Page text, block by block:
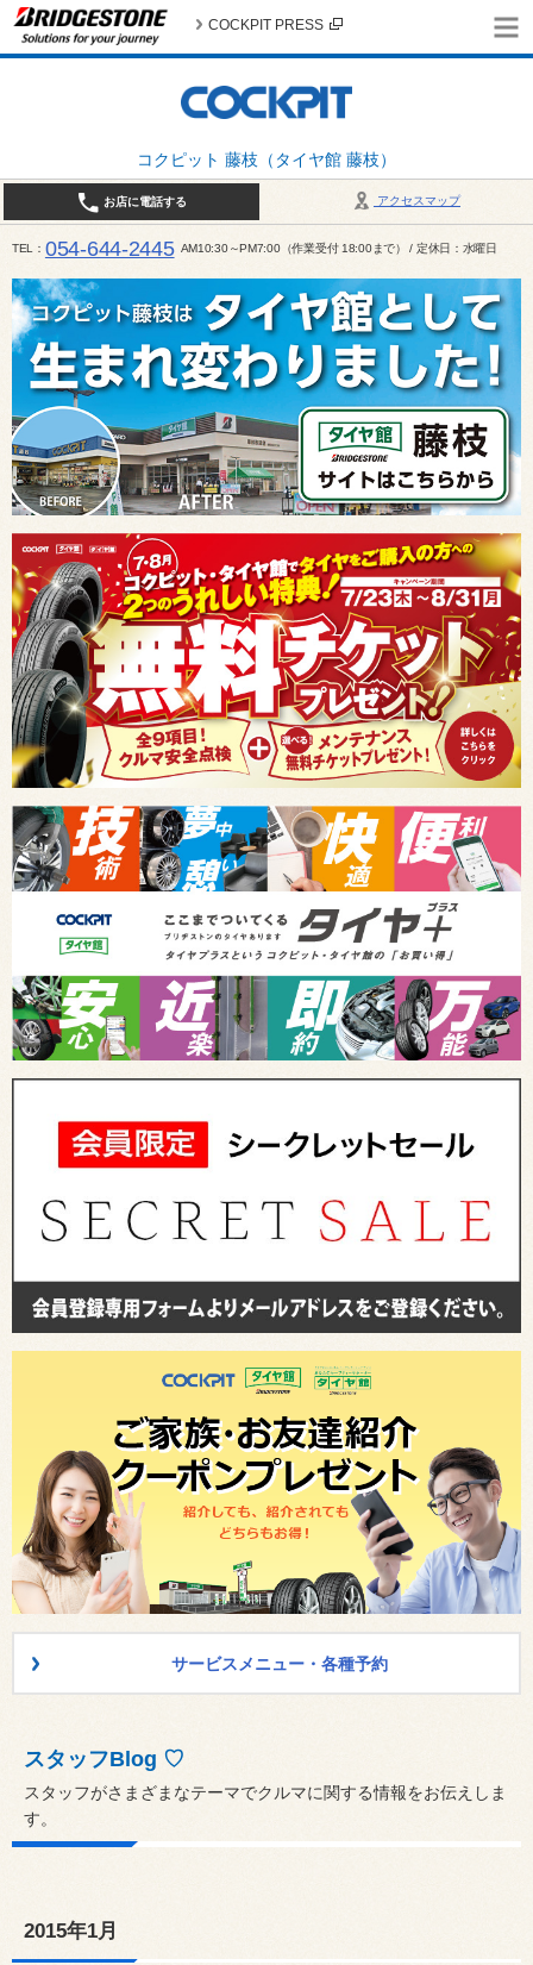
コクピット 藤枝（タイヤ館 藤枝）
COCKPIT PRESS
アクセスマップ
お店に電話する
TEL 054-644-2445 AM10:30～PM7:00（作業受付 18:00まで） / 定休日：水曜日
サービスメニュー・各種予約
スタッフBlog ♡
スタッフがさまざまなテーマでクルマに関する情報をお伝えしま
す。
2015年1月